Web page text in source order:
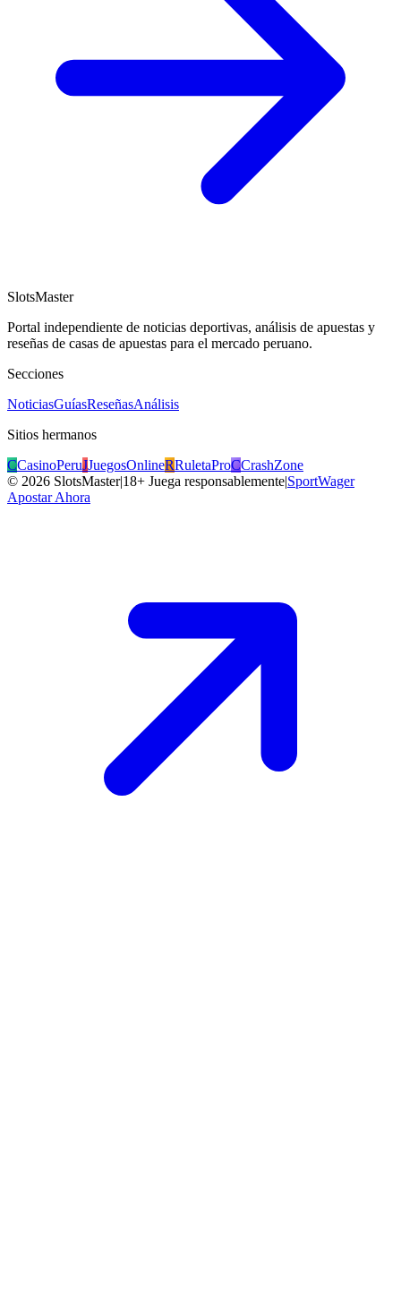
SlotsMaster
Portal independiente de noticias deportivas, análisis de apuestas y
reseñas de casas de apuestas para el mercado peruano.
Secciones
NoticiasGuíasReseñasAnálisis
Sitios hermanos
CCasinoPeruJJuegosOnlineRRuletaProCCrashZone
© 2026 SlotsMaster|18+ Juega responsablemente|SportWager
Apostar Ahora